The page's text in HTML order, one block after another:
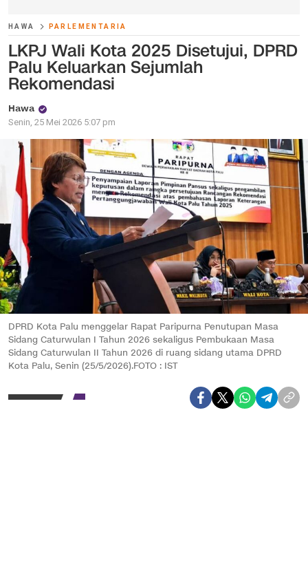
HAWA PARLEMENTARIA
LKPJ Wali Kota 2025 Disetujui, DPRD
Palu Keluarkan Sejumlah
Rekomendasi
Hawa
Senin, 25 Mei 2026 5:07 pm
DPRD Kota Palu menggelar Rapat Paripurna Penutupan Masa
Sidang Caturwulan I Tahun 2026 sekaligus Pembukaan Masa
Sidang Caturwulan II Tahun 2026 di ruang sidang utama DPRD
Kota Palu, Senin (25/5/2026).FOTO : IST